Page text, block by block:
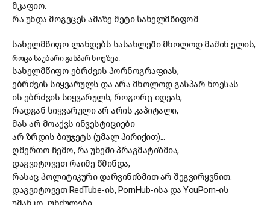
მკაფიო.
რა უნდა მოგვცეს ამაზე მეტი სახელმწიფომ.
სახელმწიფო ლანდებს სასახლეში მხოლოდ მაშინ ელის,
როცა საუბარი გასპარ ნოეზეა.
სახელმწიფო ებრძვის პორნოგრაფიას,
ებრძვის სიყვარულს და არა მხოლოდ გასპარ ნოესას
ის ებრძვის სიყვარულს, როგორც იდეას,
რადგან სიყვარული არ არის კაპიტალი,
მას არ მოაქვს ინვესტიციები
არ ზრდის ბიუჯეტს (უმალ პირიქით)...
ღმერთო ჩემო, რა უხეში პრაგმატიზმია,
დაგვიტოვეთ რაიმე წმინდა,
რასაც პოლიტიკური დარვინიზმით არ შეგვირყვნით.
დაგვიტოვეთ RedTube-ის, PornHub-ისა და YouPorn-ის